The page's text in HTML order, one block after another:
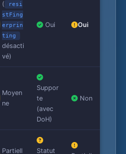
(
resi
stFing
erprin
ting
désacti
vé)
Oui Oui
Moyen
ne
Suppor
te
(avec
DoH)
Non
Partiell Statut